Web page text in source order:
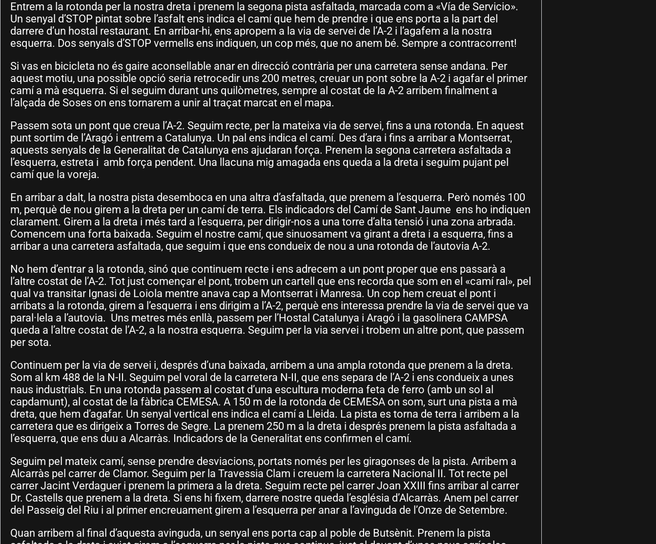
Entrem a la rotonda per la nostra dreta i prenem la segona pista asfaltada, marcada com a «Vía de Servicio».
Un senyal d’STOP pintat sobre l’asfalt ens indica el camí que hem de prendre i que ens porta a la part del
darrere d’un hostal restaurant. En arribar-hi, ens apropem a la via de servei de l’A-2 i l’agafem a la nostra
esquerra. Dos senyals d’STOP vermells ens indiquen, un cop més, que no anem bé. Sempre a contracorrent!
Si vas en bicicleta no és gaire aconsellable anar en direcció contrària per una carretera sense andana. Per
aquest motiu, una possible opció seria retrocedir uns 200 metres, creuar un pont sobre la A-2 i agafar el primer
camí a mà esquerra. Si el seguim durant uns quilòmetres, sempre al costat de la A-2 arribem finalment a
l’alçada de Soses on ens tornarem a unir al traçat marcat en el mapa.
Passem sota un pont que creua l’A-2. Seguim recte, per la mateixa via de servei, fins a una rotonda. En aquest
punt sortim de l’Aragó i entrem a Catalunya. Un pal ens indica el camí. Des d’ara i fins a arribar a Montserrat,
aquests senyals de la Generalitat de Catalunya ens ajudaran força. Prenem la segona carretera asfaltada a
l’esquerra, estreta i amb força pendent. Una llacuna mig amagada ens queda a la dreta i seguim pujant pel
camí que la voreja.
En arribar a dalt, la nostra pista desemboca en una altra d’asfaltada, que prenem a l’esquerra. Però només 100
m, perquè de nou girem a la dreta per un camí de terra. Els indicadors del Camí de Sant Jaume ens ho indiquen
clarament. Girem a la dreta i més tard a l’esquerra, per dirigir-nos a una torre d’alta tensió i una zona arbrada.
Comencem una forta baixada. Seguim el nostre camí, que sinuosament va girant a dreta i a esquerra, fins a
arribar a una carretera asfaltada, que seguim i que ens condueix de nou a una rotonda de l’autovia A-2.
No hem d’entrar a la rotonda, sinó que continuem recte i ens adrecem a un pont proper que ens passarà a
l’altre costat de l’A-2. Tot just començar el pont, trobem un cartell que ens recorda que som en el «camí ral», pel
qual va transitar Ignasi de Loiola mentre anava cap a Montserrat i Manresa. Un cop hem creuat el pont i
arribats a la rotonda, girem a l’esquerra i ens dirigim a l’A-2, perquè ens interessa prendre la via de servei que va
paral·lela a l’autovia. Uns metres més enllà, passem per l’Hostal Catalunya i Aragó i la gasolinera CAMPSA
queda a l’altre costat de l’A-2, a la nostra esquerra. Seguim per la via servei i trobem un altre pont, que passem
per sota.
Continuem per la via de servei i, després d’una baixada, arribem a una ampla rotonda que prenem a la dreta.
Som al km 488 de la N-II. Seguim pel voral de la carretera N-II, que ens separa de l’A-2 i ens condueix a unes
naus industrials. En una rotonda passem al costat d’una escultura moderna feta de ferro (amb un sol al
capdamunt), al costat de la fàbrica CEMESA. A 150 m de la rotonda de CEMESA on som, surt una pista a mà
dreta, que hem d’agafar. Un senyal vertical ens indica el camí a Lleida. La pista es torna de terra i arribem a la
carretera que es dirigeix a Torres de Segre. La prenem 250 m a la dreta i després prenem la pista asfaltada a
l’esquerra, que ens duu a Alcarràs. Indicadors de la Generalitat ens confirmen el camí.
Seguim pel mateix camí, sense prendre desviacions, portats només per les giragonses de la pista. Arribem a
Alcarràs pel carrer de Clamor. Seguim per la Travessia Clam i creuem la carretera Nacional II. Tot recte pel
carrer Jacint Verdaguer i prenem la primera a la dreta. Seguim recte pel carrer Joan XXIII fins arribar al carrer
Dr. Castells que prenem a la dreta. Si ens hi fixem, darrere nostre queda l’església d’Alcarràs. Anem pel carrer
del Passeig del Riu i al primer encreuament girem a l’esquerra per anar a l’avinguda de l’Onze de Setembre.
Quan arribem al final d’aquesta avinguda, un senyal ens porta cap al poble de Butsènit. Prenem la pista